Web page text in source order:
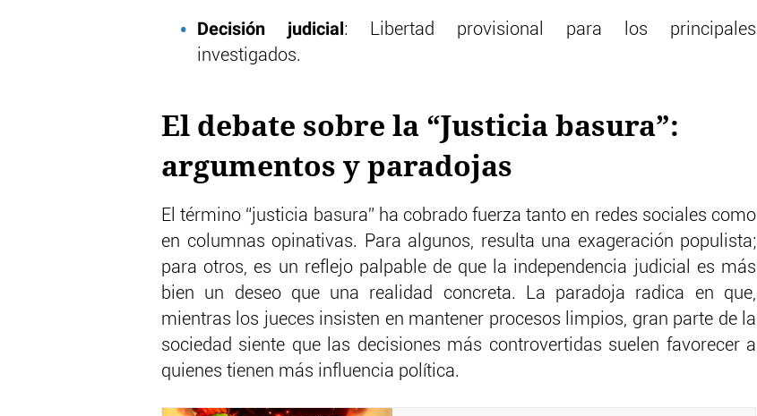
Decisión judicial : Libertad provisional para los principales
investigados.
El debate sobre la “Justicia basura”:
argumentos y paradojas
El término “justicia basura” ha cobrado fuerza tanto en redes sociales como
en columnas opinativas. Para algunos, resulta una exageración populista;
para otros, es un reflejo palpable de que la independencia judicial es más
bien un deseo que una realidad concreta. La paradoja radica en que,
mientras los jueces insisten en mantener procesos limpios, gran parte de la
sociedad siente que las decisiones más controvertidas suelen favorecer a
quienes tienen más influencia política.